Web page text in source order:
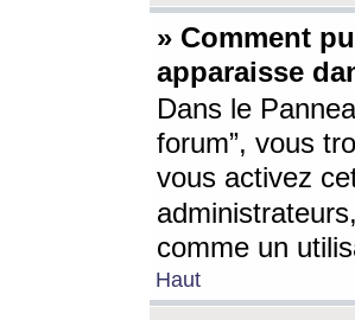
» Comment
apparaisse
Dans le
forum”, vous
vous activez
comme un
Haut